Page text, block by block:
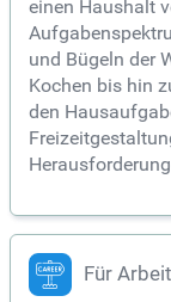
einen Haushalt
und Bügeln der
Kochen bis hin
den
Für